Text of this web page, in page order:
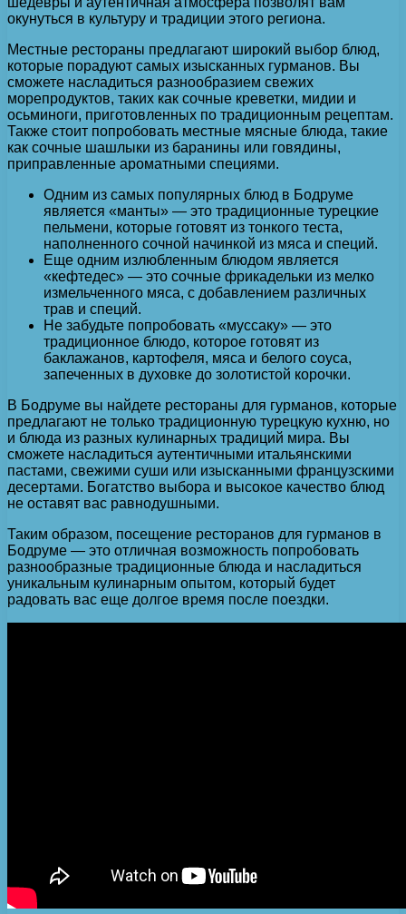
окунуться в культуру и традиции этого региона.
Местные рестораны предлагают широкий выбор блюд,
которые порадуют самых изысканных гурманов. Вы
сможете насладиться разнообразием свежих
морепродуктов, таких как сочные креветки, мидии и
осьминоги, приготовленных по традиционным рецептам.
Также стоит попробовать местные мясные блюда, такие
как сочные шашлыки из баранины или говядины,
приправленные ароматными специями.
Одним из самых популярных блюд в Бодруме
является «манты» — это традиционные турецкие
пельмени, которые готовят из тонкого теста,
наполненного сочной начинкой из мяса и специй.
Еще одним излюбленным блюдом является
«кефтедес» — это сочные фрикадельки из мелко
измельченного мяса, с добавлением различных
трав и специй.
Не забудьте попробовать «муссаку» — это
традиционное блюдо, которое готовят из
баклажанов, картофеля, мяса и белого соуса,
запеченных в духовке до золотистой корочки.
В Бодруме вы найдете рестораны для гурманов, которые
предлагают не только традиционную турецкую кухню, но
и блюда из разных кулинарных традиций мира. Вы
сможете насладиться аутентичными итальянскими
пастами, свежими суши или изысканными французскими
десертами. Богатство выбора и высокое качество блюд
не оставят вас равнодушными.
Таким образом, посещение ресторанов для гурманов в
Бодруме — это отличная возможность попробовать
разнообразные традиционные блюда и насладиться
уникальным кулинарным опытом, который будет
радовать вас еще долгое время после поездки.